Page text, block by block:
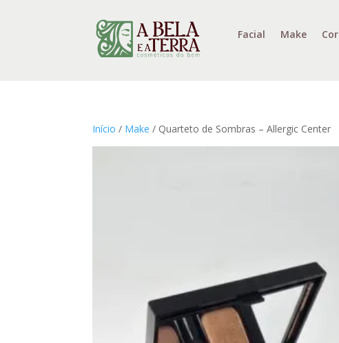
Facial Make
Início / Make / Quarteto de Sombras – Allergic Center